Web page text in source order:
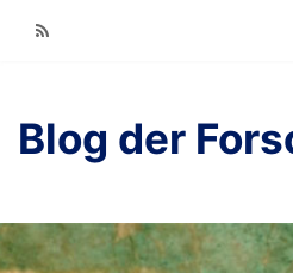
Blog der